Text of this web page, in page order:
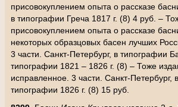
присовокуплением опыта о рассказе
в типографии Греча 1817 г. (8) 4 руб. –
присовокуплением опыта о рассказе
некоторых образцовых басен лучших
3 части. Санкт-Петербург, в типографии
типографии 1821 – 1826 г. (8) – Тоже
исправленное. 3 части. Санкт-Петербург,
типографии 1826 г. (8) 15 руб.